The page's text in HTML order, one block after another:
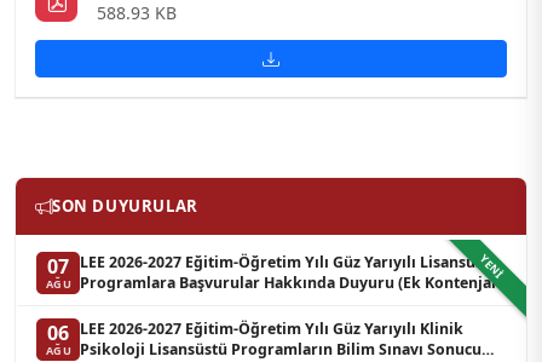
588.93 KB
SON DUYURULAR
YENI
07
AĞU
LEE 2026-2027 Eğitim-Öğretim Yılı Güz Yarıyılı Lisansüstü
Programlara Başvurular Hakkında Duyuru (Ek Kontenjan)
06
AĞU
LEE 2026-2027 Eğitim-Öğretim Yılı Güz Yarıyılı Klinik
Psikoloji Lisansüstü Programların Bilim Sınavı Sonucu